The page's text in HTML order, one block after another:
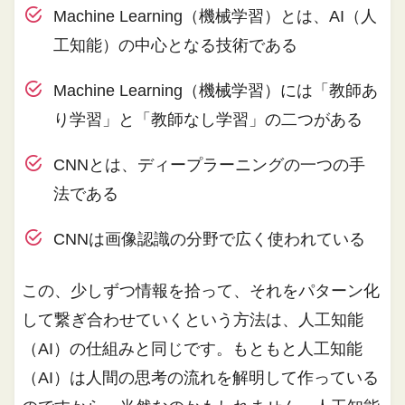
Machine Learning（機械学習）とは、AI（人
工知能）の中心となる技術である
Machine Learning（機械学習）には「教師あ
り学習」と「教師なし学習」の二つがある
CNNとは、ディープラーニングの一つの手
法である
CNNは画像認識の分野で広く使われている
この、少しずつ情報を拾って、それをパターン化
して繋ぎ合わせていくという方法は、人工知能
（AI）の仕組みと同じです。もともと人工知能
（AI）は人間の思考の流れを解明して作っている